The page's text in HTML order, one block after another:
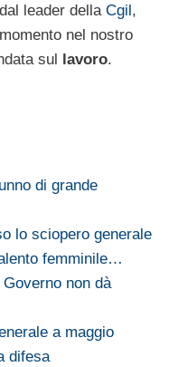
leader della Cgil,
nel nostro
sul lavoro.
di grande
lo sciopero generale
femminile…
non dà
a maggio
difesa